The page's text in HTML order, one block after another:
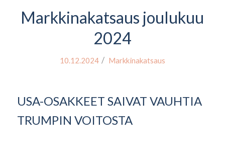
Markkinakatsaus joulukuu
2024
10.12.2024 / Markkinakatsaus
USA-OSAKKEET SAIVAT VAUHTIA
TRUMPIN VOITOSTA